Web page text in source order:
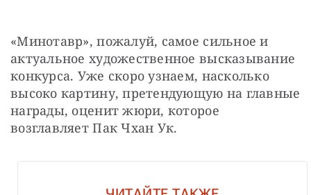
«Минотавр», пожалуй, самое сильное и
актуальное художественное высказывание
конкурса. Уже скоро узнаем, насколько
высоко картину, претендующую на главные
награды, оценит жюри, которое
возглавляет Пак Чхан Ук.